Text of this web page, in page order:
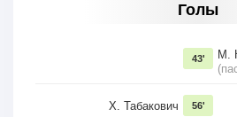
Голы
М.
43'
Х. Табакович
56'